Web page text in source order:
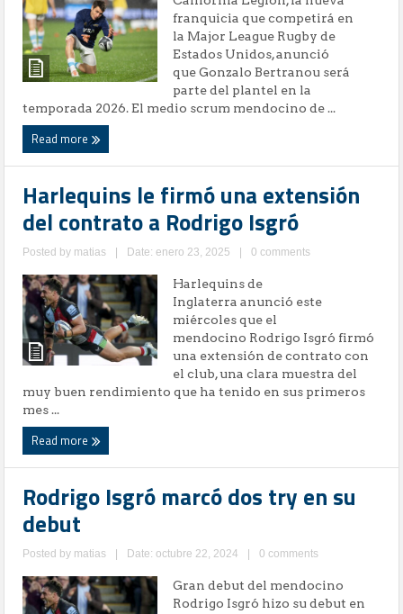
franquicia que competirá en
la Major League Rugby de
Estados Unidos, anunció
que Gonzalo Bertranou será
parte del plantel en la
temporada 2026. El medio scrum mendocino de ...
Read more
Harlequins le firmó una extensión
del contrato a Rodrigo Isgró
Posted by matias Date: enero 23, 2025 0 comments
Harlequins de
Inglaterra anunció este
miércoles que el
mendocino Rodrigo Isgró firmó
una extensión de contrato con
el club, una clara muestra del
muy buen rendimiento que ha tenido en sus primeros
mes ...
Read more
Rodrigo Isgró marcó dos try en su
debut
Posted by matias Date: octubre 22, 2024 0 comments
Gran debut del mendocino
Rodrigo Isgró hizo su debut en